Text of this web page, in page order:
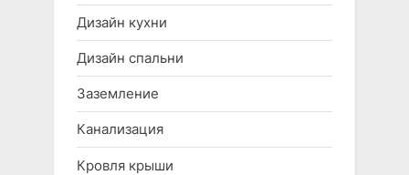
Дизайн кухни
Дизайн спальни
Заземление
Канализация
Кровля крыши